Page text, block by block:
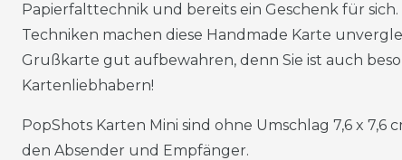
Papierfalttechnik und bereits ein Geschenk für
Techniken machen diese Handmade Karte
Grußkarte gut aufbewahren, denn Sie ist auch
Kartenliebhabern!
PopShots Karten Mini sind ohne Umschlag 7,6 x
den Absender und Empfänger.